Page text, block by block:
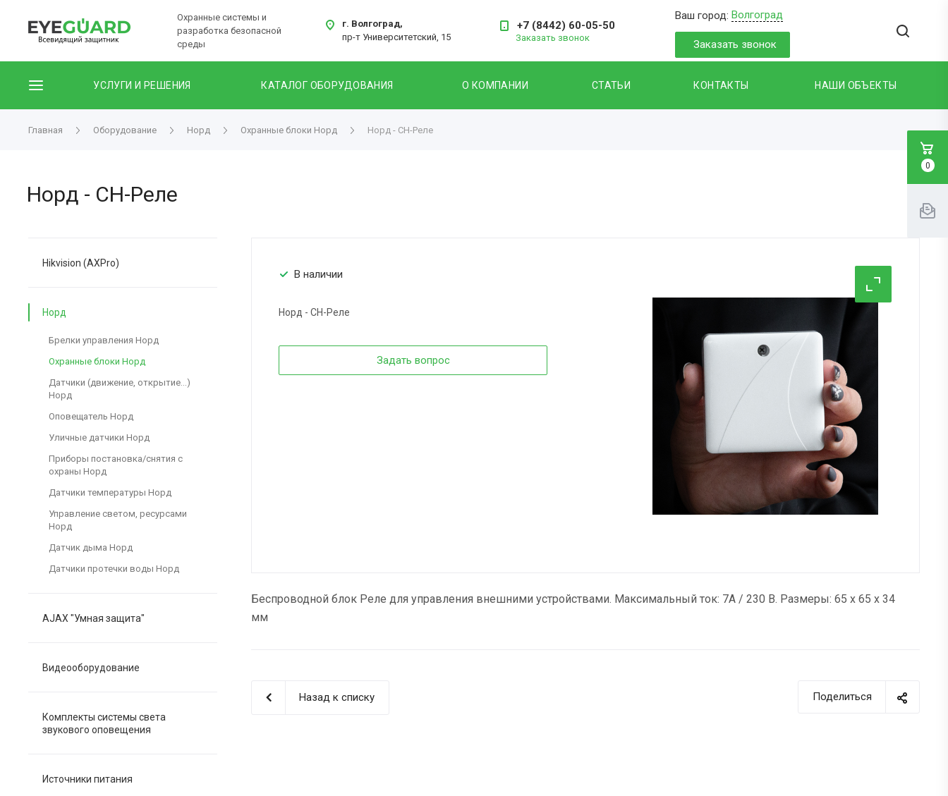
Охранные системы и
разработка безопасной
среды
г. Волгоград,
пр-т Университетский, 15
+7 (8442) 60-05-50
Заказать звонок
Ваш город: Волгоград
Заказать звонок
УСЛУГИ И РЕШЕНИЯ КАТАЛОГ ОБОРУДОВАНИЯ О КОМПАНИИ СТАТЬИ КОНТАКТЫ НАШИ ОБЪЕКТЫ
Главная Оборудование Норд Охранные блоки Норд Норд - СН-Реле
Норд - СН-Реле
В наличии
Норд - СН-Реле
Задать вопрос
Беспроводной блок Реле для управления внешними устройствами. Максимальный ток: 7А / 230 В. Размеры: 65 х 65 х 34
мм
Поделиться
Назад к списку
Hikvision (AXPro)
Норд
Брелки управления Норд
Охранные блоки Норд
Датчики (движение, открытие...)
Норд
Оповещатель Норд
Уличные датчики Норд
Приборы постановка/снятия с
охраны Норд
Датчики температуры Норд
Управление светом, ресурсами
Норд
Датчик дыма Норд
Датчики протечки воды Норд
AJAX "Умная защита"
Видеооборудование
Комплекты системы света
звукового оповещения
Источники питания
0